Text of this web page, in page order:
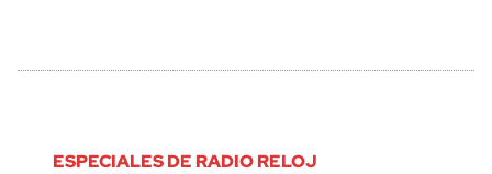
ESPECIALES DE RADIO RELOJ